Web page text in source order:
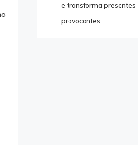
e transforma presentes
provocantes